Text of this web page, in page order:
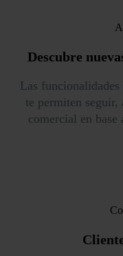
Descubre
Las
te permiten
comercial en base